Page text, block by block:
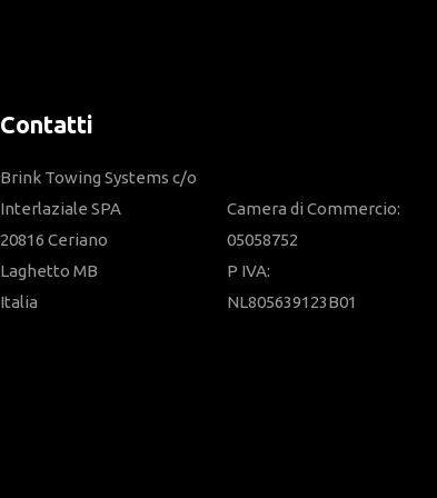
Contatti
Brink Towing Systems c/o
Interlaziale SPA
20816 Ceriano
Laghetto MB
Italia
Camera di Commercio:
05058752
P IVA:
NL805639123B01